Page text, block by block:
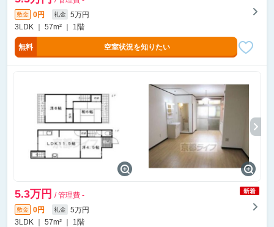
敷金 0円 礼金
5万円
3LDK ｜ 57m² ｜ 1階
無料 空室状況を知りたい
5.3万円 / 管理費 -
敷金 0円 礼金
5万円
3LDK ｜ 57m² ｜ 1階